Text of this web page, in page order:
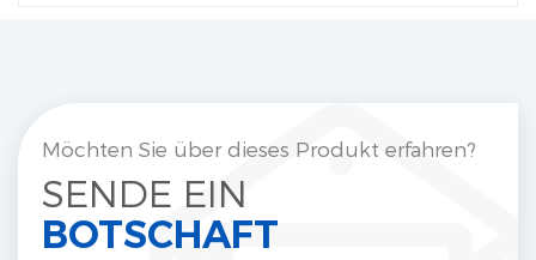
Möchten Sie über dieses Produkt erfahren?
SENDE EIN
BOTSCHAFT